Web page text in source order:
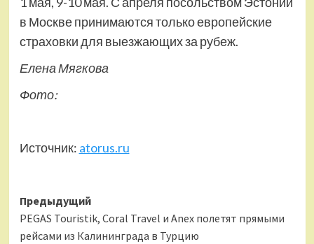
в Москве принимаются только европейские
страховки для выезжающих за рубеж.
Елена Мягкова
Фото:
Источник: atorus.ru
Навигация
записи
Предыдущий
PEGAS Touristik, Coral Travel и Anex полетят прямыми
рейсами из Калининграда в Турцию